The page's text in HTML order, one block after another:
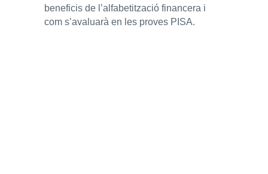
beneficis de l’alfabetització financera i
com s’avaluarà en les proves PISA.